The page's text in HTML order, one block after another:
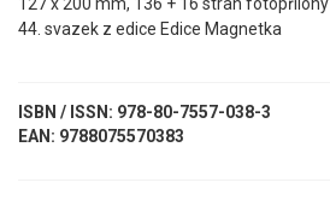
44. svazek z edice Edice Magnetka
ISBN / ISSN: 978-80-7557-038-3
EAN: 9788075570383